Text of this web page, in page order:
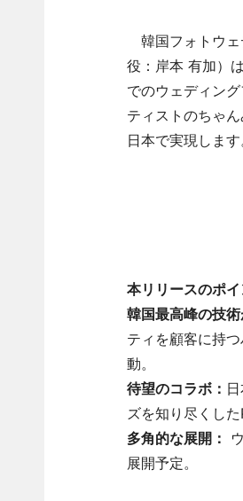
韓国フォトウェ
役：岸本 有加）
でのウェディン
ティストのちゃ
日本で実現します
本リリースのポイ
韓国最高峰の技
ティを顧客に持
動。
待望のコラボ：
ズを知り尽くし
多角的な展開：
展開予定。